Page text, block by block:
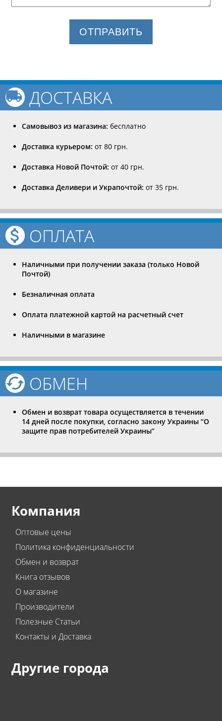
ОТПРАВИТЬ
ДОСТАВКА
Самовывоз из магазина: бесплатно
Доставка курьером: от 80 грн.
Доставка Новой Почтой: от 40 грн.
Доставка Деливери и Украпочтой: от 35 грн.
ОПЛАТА
Наличными при получении заказа (только Новой
Почтой)
Безналичная оплата
Оплата платежной картой на расчетный счет
Наличными в магазине
ОБМЕН
Обмен и возврат товара осуществляется в течении
14 дней после покупки, согласно закону Украины “О
защите прав потребителей Украины”
Компания
Оптовые цены
Политика конфиденциальности
Обмен и возврат
Книга отзывов
О магазине
Производители
Полезные Статьи
Контакты и Доставка
Другие города